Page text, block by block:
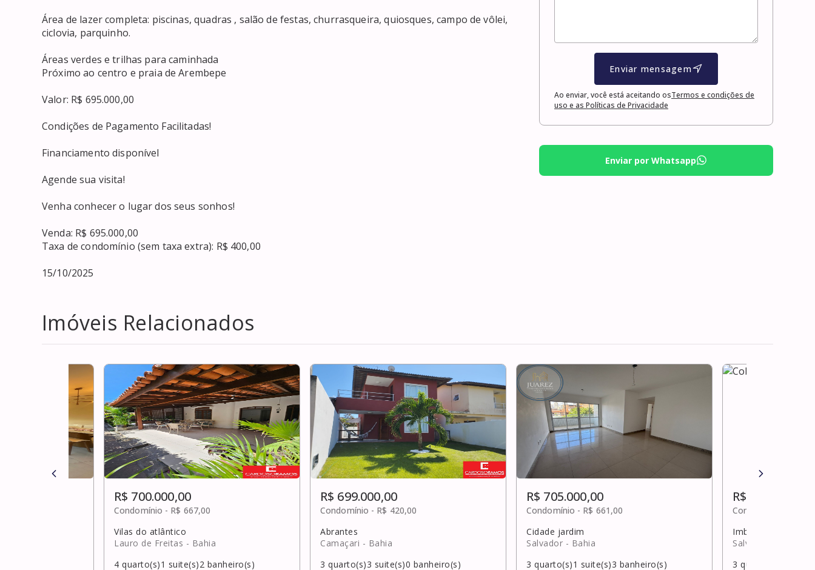
Área de lazer completa: piscinas, quadras , salão de festas, churrasqueira, quiosques, campo de vôlei,
ciclovia, parquinho.
Áreas verdes e trilhas para caminhada
Próximo ao centro e praia de Arembepe
Valor: R$ 695.000,00
Condições de Pagamento Facilitadas!
Financiamento disponível
Agende sua visita!
Venha conhecer o lugar dos seus sonhos!
Venda: R$ 695.000,00
Taxa de condomínio (sem taxa extra): R$ 400,00
15/10/2025
Enviar mensagem
Ao enviar, você está aceitando osTermos e condições de
uso e as Políticas de Privacidade
Enviar por Whatsapp
Imóveis Relacionados
R$ 700.000,00
Condomínio - R$ 667,00
Vilas do atlântico
Lauro de Freitas - Bahia
4 quarto(s)1 suite(s)2 banheiro(s)
R$ 699.000,00
Condomínio - R$ 420,00
Abrantes
Camaçari - Bahia
3 quarto(s)3 suite(s)0 banheiro(s)
R$ 705.000,00
Condomínio - R$ 661,00
Cidade jardim
Salvador - Bahia
3 quarto(s)1 suite(s)3 banheiro(s)
R$ 700.000,00
Condomínio -
Imbuí
Salvador
3 quarto(s)